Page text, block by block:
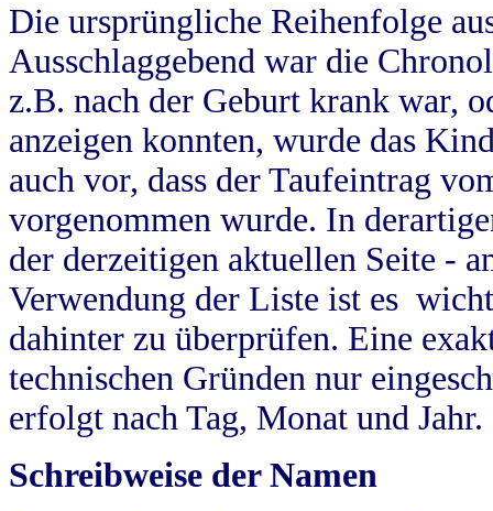
Die ursprüngliche Reihenfolge
Ausschlaggebend war die
z.B. nach der Geburt krank war,
anzeigen konnten, wurde das
auch vor, dass der Taufeintrag
vorgenommen wurde. In
der derzeitigen aktuellen Seite -
Verwendung der Liste ist es
dahinter zu überprüfen. Eine
technischen Gründen nur
erfolgt nach Tag, Monat und Jahr.
Schreibweise der Namen